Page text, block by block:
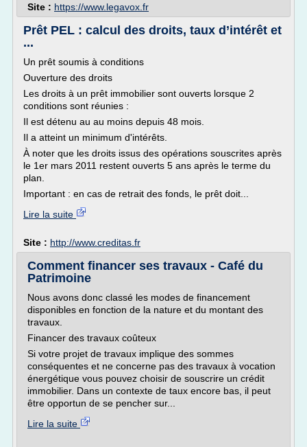
Site : https://www.legavox.fr
Prêt PEL : calcul des droits, taux d’intérêt et
...
Un prêt soumis à conditions
Ouverture des droits
Les droits à un prêt immobilier sont ouverts lorsque 2
conditions sont réunies :
Il est détenu au au moins depuis 48 mois.
Il a atteint un minimum d'intérêts.
À noter que les droits issus des opérations souscrites après
le 1er mars 2011 restent ouverts 5 ans après le terme du
plan.
Important : en cas de retrait des fonds, le prêt doit...
Lire la suite
Site : http://www.creditas.fr
Comment financer ses travaux - Café du
Patrimoine
Nous avons donc classé les modes de financement
disponibles en fonction de la nature et du montant des
travaux.
Financer des travaux coûteux
Si votre projet de travaux implique des sommes
conséquentes et ne concerne pas des travaux à vocation
énergétique vous pouvez choisir de souscrire un crédit
immobilier. Dans un contexte de taux encore bas, il peut
être opportun de se pencher sur...
Lire la suite